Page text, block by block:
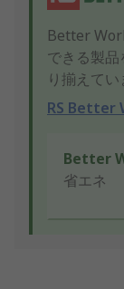
Better
できる製
り揃えてい
RS Better
Better
省エネ